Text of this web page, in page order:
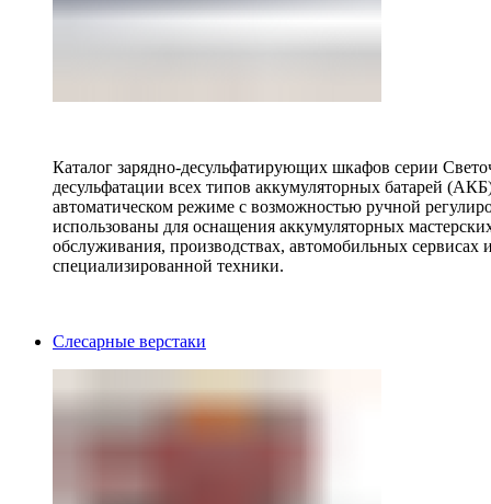
Каталог зарядно-десульфатирующих шкафов серии
десульфатации всех типов аккумуляторных батарей
автоматическом режиме с возможностью ручной
использованы для оснащения аккумуляторных
обслуживания, производствах, автомобильных
специализированной техники.
Слесарные верстаки